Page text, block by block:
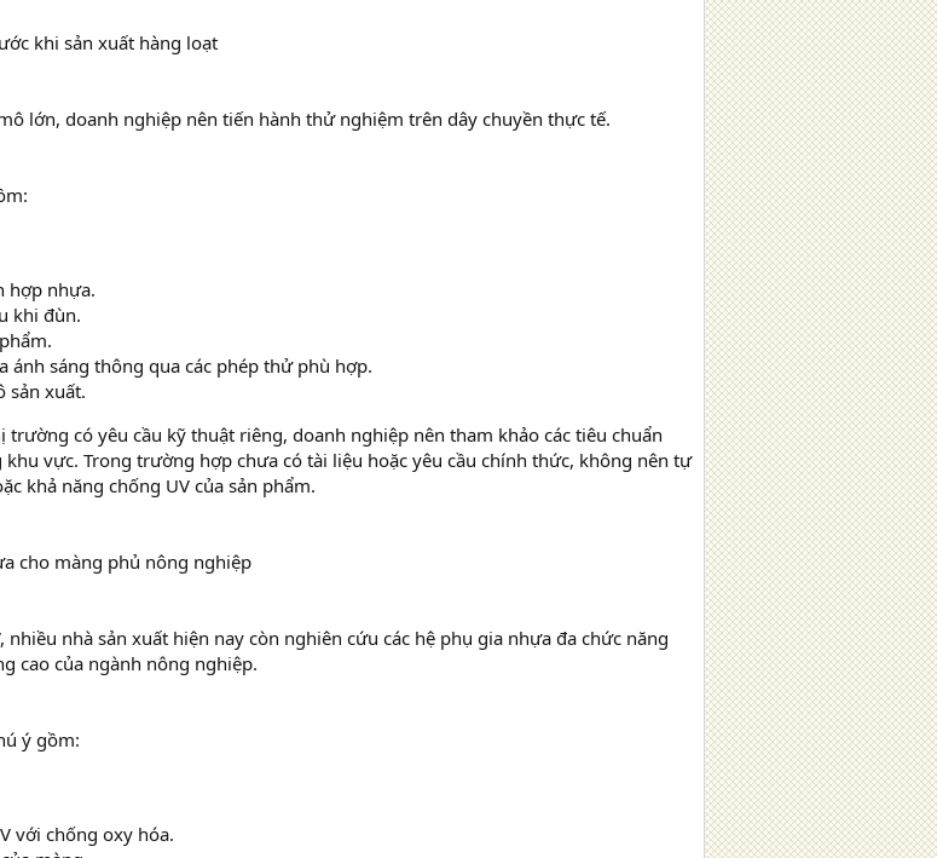
khi sản xuất hàng loạt
lớn, doanh nghiệp nên tiến hành thử nghiệm trên dây chuyền thực tế.
hợp nhựa.
khi đùn.
ánh sáng thông qua các phép thử phù hợp.
sản xuất.
trường có yêu cầu kỹ thuật riêng, doanh nghiệp nên tham khảo các tiêu chuẩn
vực. Trong trường hợp chưa có tài liệu hoặc yêu cầu chính thức, không nên tự
khả năng chống UV của sản phẩm.
cho màng phủ nông nghiệp
nhiều nhà sản xuất hiện nay còn nghiên cứu các hệ phụ gia nhựa đa chức năng
cao của ngành nông nghiệp.
ý gồm:
với chống oxy hóa.